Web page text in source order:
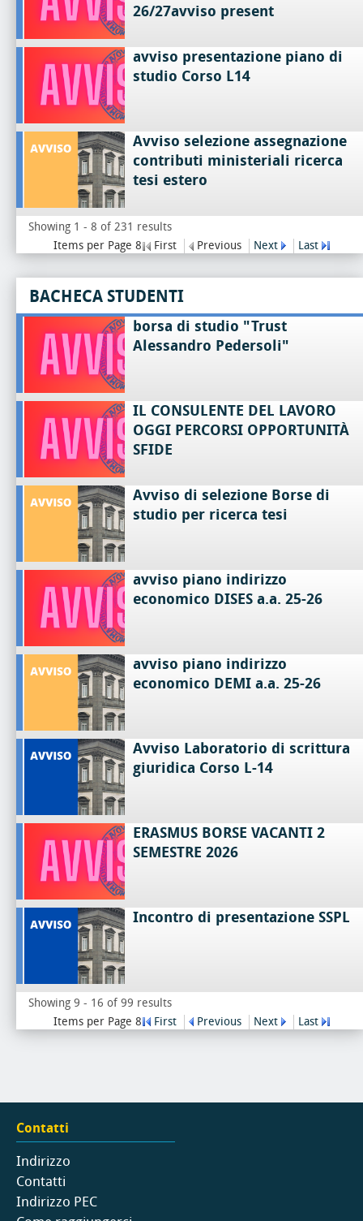
26/27avviso present
avviso presentazione piano di
studio Corso L14
Avviso selezione assegnazione
contributi ministeriali ricerca
tesi estero
Showing 1 - 8 of 231 results
Items per Page 8
First Previous Next Last
BACHECA STUDENTI
borsa di studio "Trust
Alessandro Pedersoli"
IL CONSULENTE DEL LAVORO
OGGI PERCORSI OPPORTUNITÀ
SFIDE
Avviso di selezione Borse di
studio per ricerca tesi
avviso piano indirizzo
economico DISES a.a. 25-26
avviso piano indirizzo
economico DEMI a.a. 25-26
Avviso Laboratorio di scrittura
giuridica Corso L-14
ERASMUS BORSE VACANTI 2
SEMESTRE 2026
Incontro di presentazione SSPL
Showing 9 - 16 of 99 results
Items per Page 8
First Previous Next Last
Contatti
Indirizzo
Contatti
Indirizzo PEC